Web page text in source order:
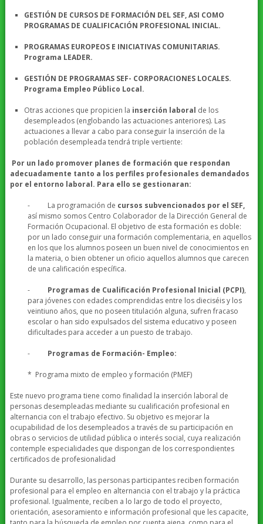
GESTIÓN DE CURSOS DE FORMACIÓN DEL SEF, ASI COMO
PROGRAMAS DE CUALIFICACIÓN PROFESIONAL INICIAL.
PROGRAMAS EUROPEOS E INICIATIVAS COMUNITARIAS.
Programa LEADER.
GESTIÓN DE PROGRAMAS SEF- CORPORACIONES LOCALES.
Programa Empleo Público Local.
Otras acciones que propicien la inserción laboral de los
desempleados (englobando las actuaciones anteriores). Las
actuaciones a llevar a cabo para conseguir la inserción de la
población desempleada tendrá triple vertiente:
Por un lado promover planes de formación que respondan
adecuadamente tanto a los perfiles profesionales demandados
por el entorno laboral. Para ello se gestionaran:
- La programación de cursos subvencionados por el SEF,
así mismo somos Centro Colaborador de la Dirección General de
Formación Ocupacional. El objetivo de esta formación es doble:
por un lado conseguir una formación complementaria, en aquellos
en los que los alumnos poseen un buen nivel de conocimientos en
la materia, o bien obtener un oficio aquellos alumnos que carecen
de una calificación específica.
- Programas de Cualificación Profesional Inicial (PCPI),
para jóvenes con edades comprendidas entre los dieciséis y los
veintiuno años, que no poseen titulación alguna, sufren fracaso
escolar o han sido expulsados del sistema educativo y poseen
dificultades para acceder a un puesto de trabajo.
- Programas de Formación- Empleo:
* Programa mixto de empleo y formación (PMEF)
Este nuevo programa tiene como finalidad la inserción laboral de
personas desempleadas mediante su cualificación profesional en
alternancia con el trabajo efectivo. Su objetivo es mejorar la
ocupabilidad de los desempleados a través de su participación en
obras o servicios de utilidad pública o interés social, cuya realización
contemple especialidades que dispongan de los correspondientes
certificados de profesionalidad
Durante su desarrollo, las personas participantes reciben formación
profesional para el empleo en alternancia con el trabajo y la práctica
profesional. Igualmente, reciben a lo largo de todo el proyecto,
orientación, asesoramiento e información profesional que les capacite,